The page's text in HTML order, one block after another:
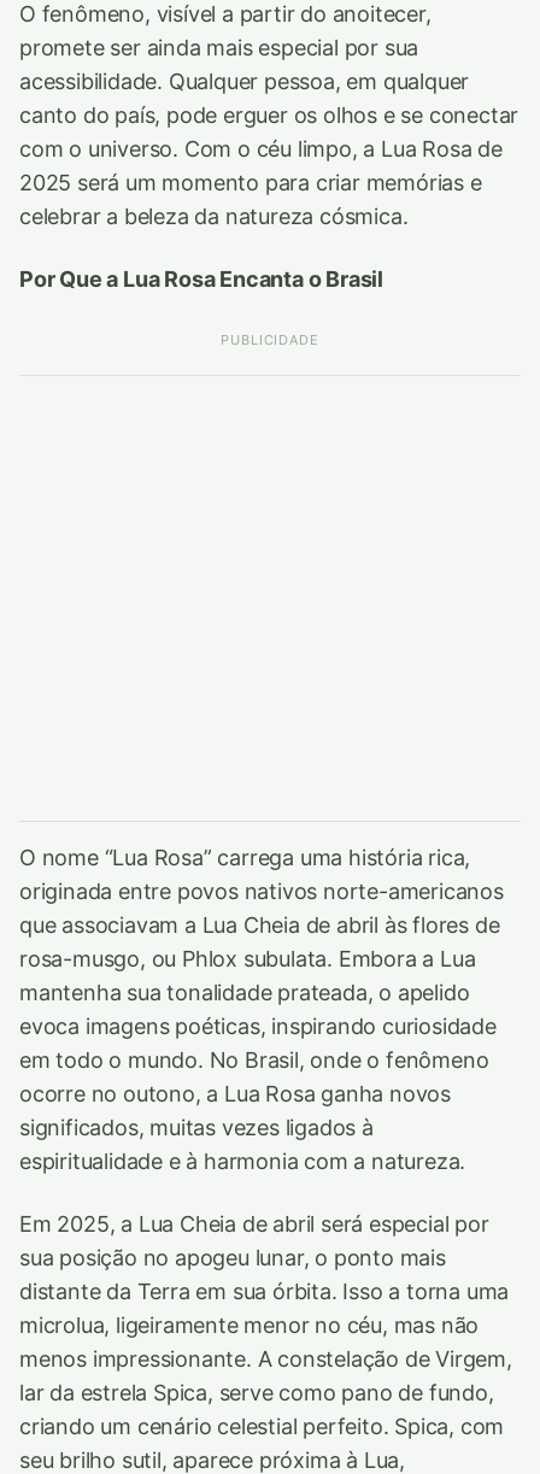
O fenômeno, visível a partir do anoitecer,
promete ser ainda mais especial por sua
acessibilidade. Qualquer pessoa, em qualquer
canto do país, pode erguer os olhos e se conectar
com o universo. Com o céu limpo, a Lua Rosa de
2025 será um momento para criar memórias e
celebrar a beleza da natureza cósmica.
Por Que a Lua Rosa Encanta o Brasil
PUBLICIDADE
O nome “Lua Rosa” carrega uma história rica,
originada entre povos nativos norte-americanos
que associavam a Lua Cheia de abril às flores de
rosa-musgo, ou Phlox subulata. Embora a Lua
mantenha sua tonalidade prateada, o apelido
evoca imagens poéticas, inspirando curiosidade
em todo o mundo. No Brasil, onde o fenômeno
ocorre no outono, a Lua Rosa ganha novos
significados, muitas vezes ligados à
espiritualidade e à harmonia com a natureza.
Em 2025, a Lua Cheia de abril será especial por
sua posição no apogeu lunar, o ponto mais
distante da Terra em sua órbita. Isso a torna uma
microlua, ligeiramente menor no céu, mas não
menos impressionante. A constelação de Virgem,
lar da estrela Spica, serve como pano de fundo,
criando um cenário celestial perfeito. Spica, com
seu brilho sutil, aparece próxima à Lua,